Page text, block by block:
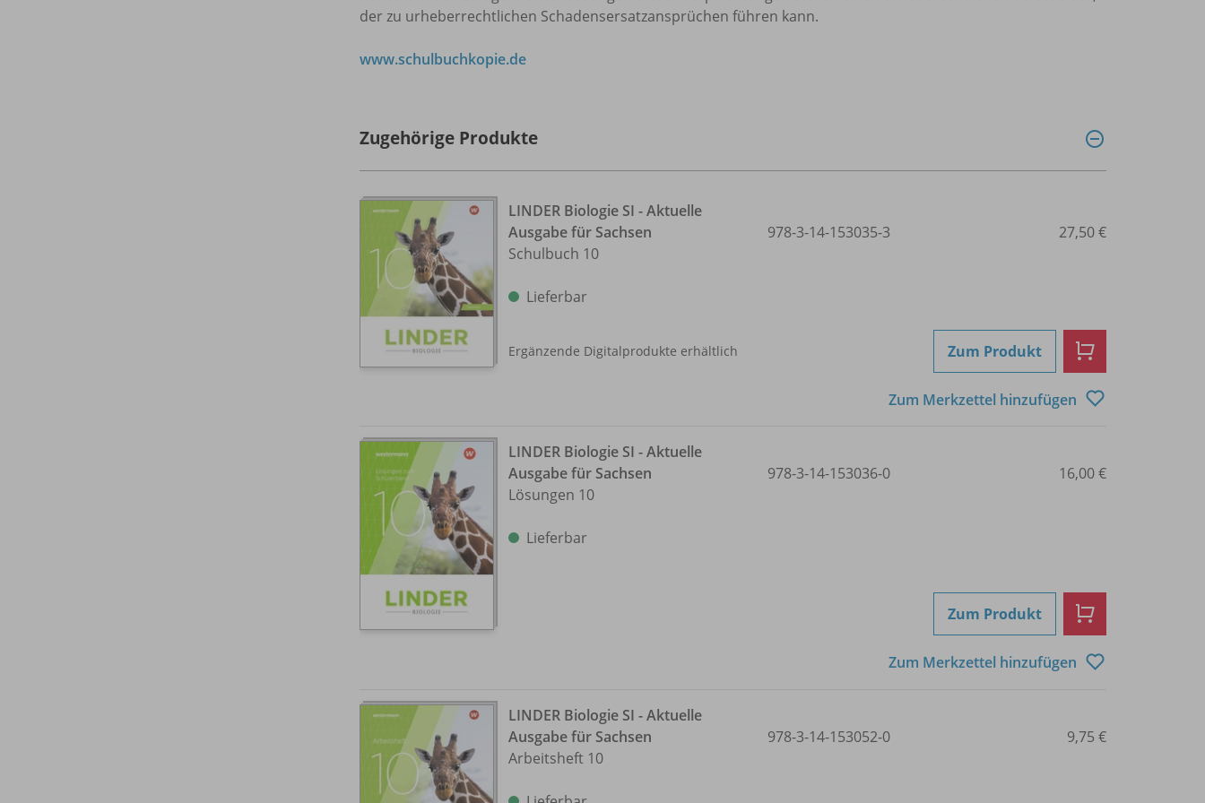
der zu urheberrechtlichen Schadensersatzansprüchen führen kann.
www.schulbuchkopie.de
Zugehörige Produkte
LINDER Biologie SI - Aktuelle
Ausgabe für Sachsen
Schulbuch 10
Lieferbar
Ergänzende Digitalprodukte erhältlich
978-3-14-153035-3 27,50 €
Zum Produkt
Zum Merkzettel hinzufügen
LINDER Biologie SI - Aktuelle
Ausgabe für Sachsen
Lösungen 10
Lieferbar
978-3-14-153036-0 16,00 €
Zum Produkt
Zum Merkzettel hinzufügen
LINDER Biologie SI - Aktuelle
Ausgabe für Sachsen
Arbeitsheft 10
978-3-14-153052-0 9,75 €